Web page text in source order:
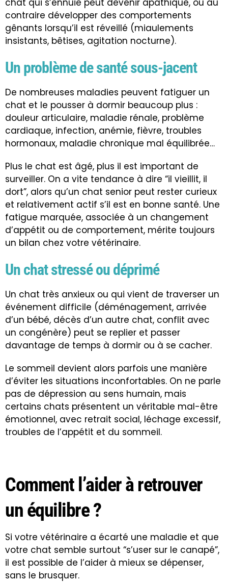
chat qui s’ennuie peut devenir apathique, ou au
contraire développer des comportements
gênants lorsqu’il est réveillé (miaulements
insistants, bêtises, agitation nocturne).
Un problème de santé sous-jacent
De nombreuses maladies peuvent fatiguer un
chat et le pousser à dormir beaucoup plus :
douleur articulaire, maladie rénale, problème
cardiaque, infection, anémie, fièvre, troubles
hormonaux, maladie chronique mal équilibrée…
Plus le chat est âgé, plus il est important de
surveiller. On a vite tendance à dire “il vieillit, il
dort”, alors qu’un chat senior peut rester curieux
et relativement actif s’il est en bonne santé. Une
fatigue marquée, associée à un changement
d’appétit ou de comportement, mérite toujours
un bilan chez votre vétérinaire.
Un chat stressé ou déprimé
Un chat très anxieux ou qui vient de traverser un
événement difficile (déménagement, arrivée
d’un bébé, décès d’un autre chat, conflit avec
un congénère) peut se replier et passer
davantage de temps à dormir ou à se cacher.
Le sommeil devient alors parfois une manière
d’éviter les situations inconfortables. On ne parle
pas de dépression au sens humain, mais
certains chats présentent un véritable mal-être
émotionnel, avec retrait social, léchage excessif,
troubles de l’appétit et du sommeil.
Comment l’aider à retrouver
un équilibre ?
Si votre vétérinaire a écarté une maladie et que
votre chat semble surtout “s’user sur le canapé”,
il est possible de l’aider à mieux se dépenser,
sans le brusquer.